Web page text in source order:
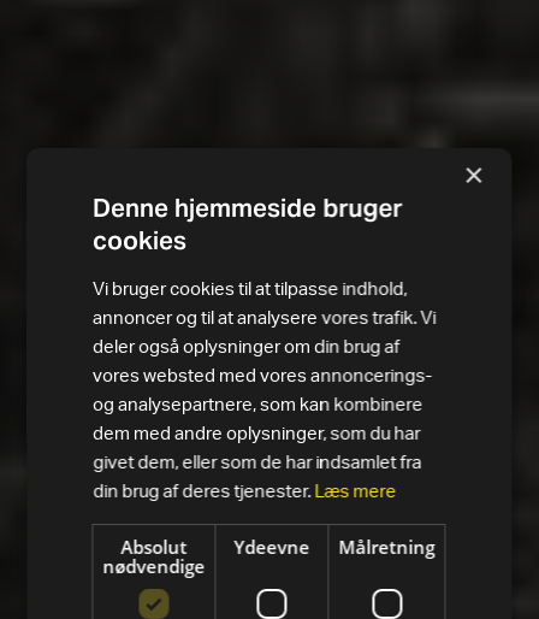
Fitness Clubs
×
Denne hjemmeside bruger
cookies
Vi bruger cookies til at tilpasse indhold,
annoncer og til at analysere vores trafik. Vi
deler også oplysninger om din brug af
vores websted med vores annoncerings-
og analysepartnere, som kan kombinere
dem med andre oplysninger, som du har
givet dem, eller som de har indsamlet fra
din brug af deres tjenester. Læs mere
Absolut
nødvendige
Ydeevne Målretning